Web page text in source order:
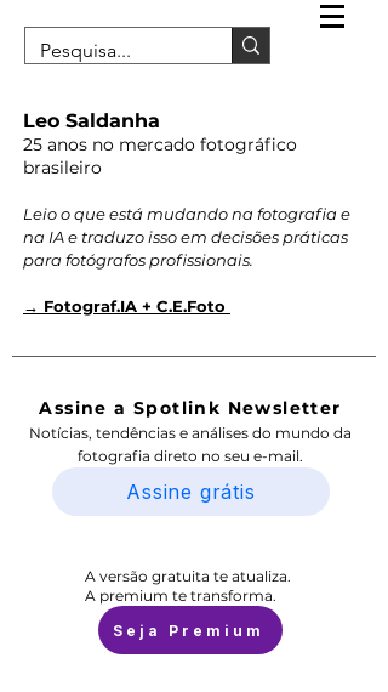
Leo Saldanha
25 anos no mercado fotográfico
brasileiro
Leio o que está mudando na fotografia e
na IA e traduzo isso em decisões práticas
para fotógrafos profissionais.
→ Fotograf.IA + C.E.Foto
Assine a Spotlink Newsletter
Notícias, tendências e análises do mundo da
fotografia direto no seu e-mail.
Assine grátis
A versão gratuita te atualiza.
A premium te transforma.
Seja Premium